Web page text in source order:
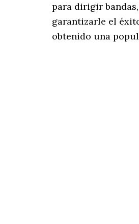
para dirigir
garantizarle el
obtenido una